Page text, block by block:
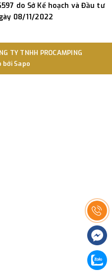
do Sở Kế hoạch và Đầu tư
08/11/2022
TY TNHH PROCAMPING
bởi Sapo